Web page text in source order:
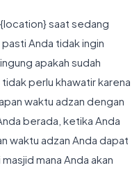
saat sedang
Anda tidak ingin
apakah sudah
perlu khawatir karena
waktu adzan dengan
berada, ketika Anda
waktu adzan Anda dapat
mana Anda akan